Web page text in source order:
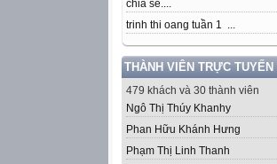
chia sẻ....
trinh thi oang tuần 1 ...
THÀNH VIÊN TRỰC TUYẾN
479 khách và 30 thành viên
Ngô Thị Thúy Khanhy
Phan Hữu Khánh Hưng
Phạm Thị Linh Thanh